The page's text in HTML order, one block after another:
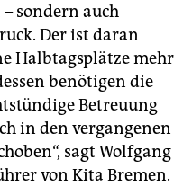
sondern auch
Der ist daran
Halbtagsplätze mehr
benötigen die
Betreuung
in den vergangenen
sagt Wolfgang
von Kita Bremen.